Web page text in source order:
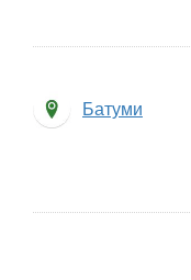
Батуми